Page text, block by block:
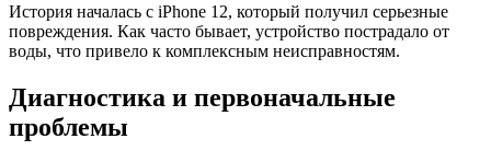
История началась с iPhone 12, который получил серьезные
повреждения. Как часто бывает, устройство пострадало от
воды, что привело к комплексным неисправностям.
Диагностика и первоначальные
проблемы